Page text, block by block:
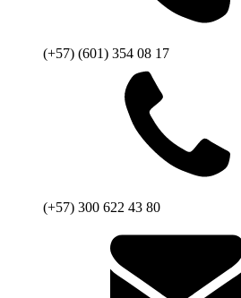
(+57) (601) 354 08 17
(+57) 300 622 43 80